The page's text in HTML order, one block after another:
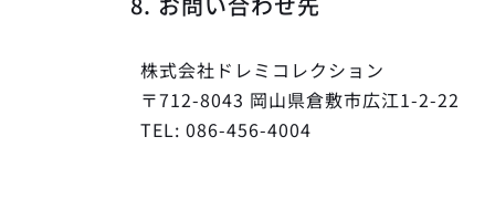
株式会社ドレミコレクション
〒712-8043 岡山県倉敷市広江1-2-22
TEL: 086-456-4004